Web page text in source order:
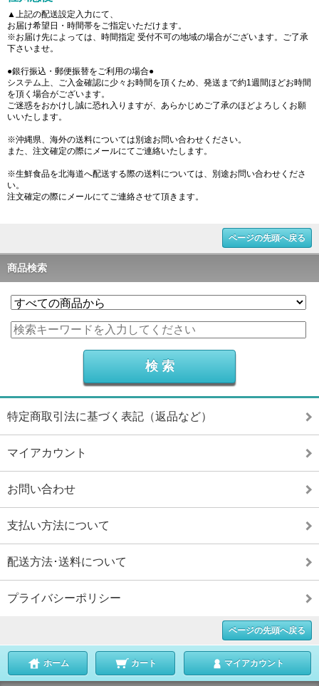
▲上記の配送設定入力にて、
お届け希望日・時間帯をご指定いただけます。
※お届け先によっては、時間指定 受付不可の地域の場合がございます。ご了承
下さいませ。
●銀行振込・郵便振替をご利用の場合●
システム上、ご入金確認に少々お時間を頂くため、発送まで約1週間ほどお時間
を頂く場合がございます。
ご迷惑をおかけし誠に恐れ入りますが、あらかじめご了承のほどよろしくお願
いいたします。
※沖縄県、海外の送料については別途お問い合わせください。
また、注文確定の際にメールにてご連絡いたします。
※生鮮食品を北海道へ配送する際の送料については、別途お問い合わせくださ
い。
注文確定の際にメールにてご連絡させて頂きます。
ページの先頭へ戻る
商品検索
特定商取引法に基づく表記（返品など）
マイアカウント
お問い合わせ
支払い方法について
配送方法･送料について
プライバシーポリシー
ページの先頭へ戻る
ホーム カート マイアカウント